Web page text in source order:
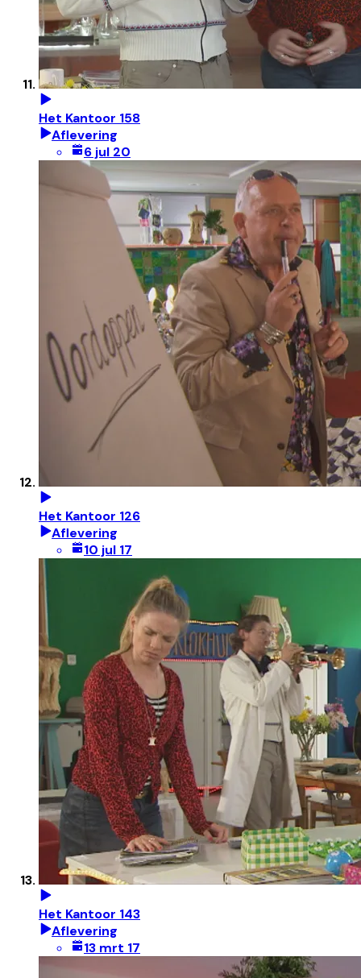
Het Kantoor 158
Aflevering
6 jul 20
Het Kantoor 126
Aflevering
10 jul 17
Het Kantoor 143
Aflevering
13 mrt 17